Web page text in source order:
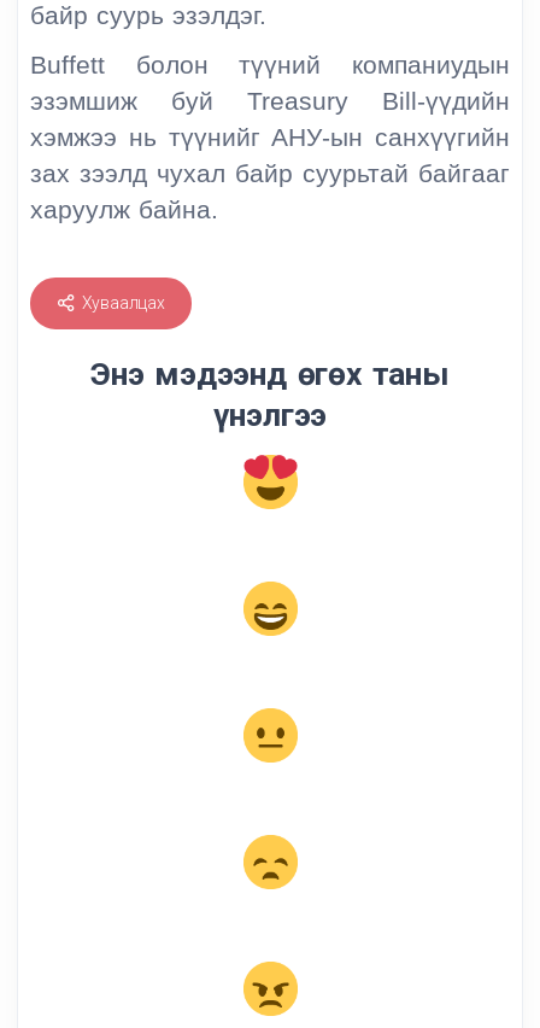
байр суурь эзэлдэг.
Buffett болон түүний компаниудын
эзэмшиж буй Treasury Bill-үүдийн
хэмжээ нь түүнийг АНУ-ын санхүүгийн
зах зээлд чухал байр суурьтай байгааг
харуулж байна.
Хуваалцах
Энэ мэдээнд өгөх таны
үнэлгээ